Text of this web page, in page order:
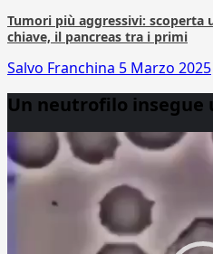
Tumori più aggressivi: scoperta
chiave, il pancreas tra i primi
Salvo Franchina 5 Marzo 2025
Un neutrofilo insegue
Player